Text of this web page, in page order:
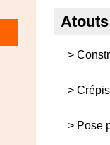
>
> Crépis
> Pose